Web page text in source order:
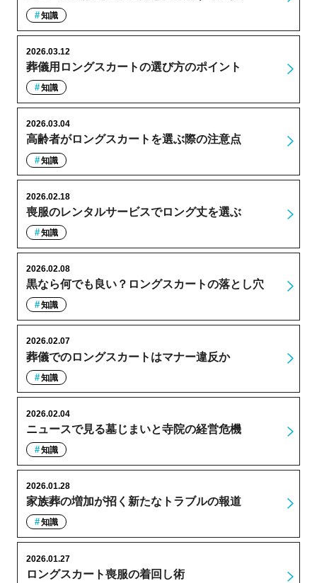
知識
葬儀用ロングスカートの選び方のポイント
2026.03.12
知識
高齢者がロングスカートを選ぶ際の注意点
2026.03.04
知識
喪服のレンタルサービスでロング丈を選ぶ
2026.02.18
知識
黒なら何でも良い？ロングスカートの落とし穴
2026.02.08
知識
葬儀でのロングスカートはマナー違反か
2026.02.07
知識
ニュースで見る墓じまいと寺院の経営危機
2026.02.04
知識
家族葬の増加が招く新たなトラブルの報道
2026.01.28
知識
ロングスカート喪服の着回し術
2026.01.27